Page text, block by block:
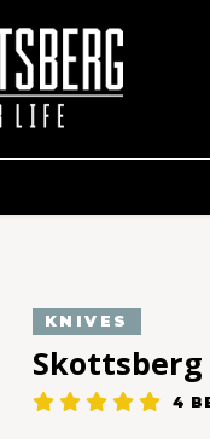
KNIVES
Skottsberg
4